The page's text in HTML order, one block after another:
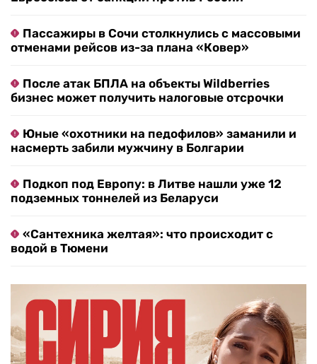
Пассажиры в Сочи столкнулись с массовыми
отменами рейсов из-за плана «Ковер»
После атак БПЛА на объекты Wildberries
бизнес может получить налоговые отсрочки
Юные «охотники на педофилов» заманили и
насмерть забили мужчину в Болгарии
Подкоп под Европу: в Литве нашли уже 12
подземных тоннелей из Беларуси
«Сантехника желтая»: что происходит с
водой в Тюмени